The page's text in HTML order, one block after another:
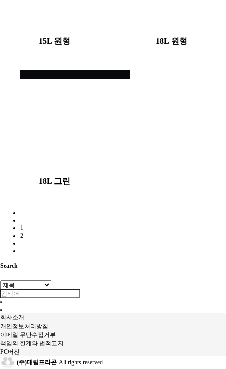
15L 원형 18L 원형
18L 그린
1
2
Search
회사소개
개인정보처리방침
이메일 무단수집거부
책임의 한계와 법적고지
PC버전
(주)대림프라콘 All rights reserved.